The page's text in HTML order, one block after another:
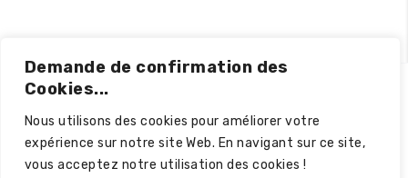
Demande de confirmation des
Cookies...
Nous utilisons des cookies pour améliorer votre
expérience sur notre site Web. En navigant sur ce site,
vous acceptez notre utilisation des cookies !